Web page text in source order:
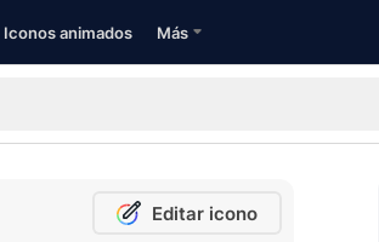
Iconos animados Más
Editar icono